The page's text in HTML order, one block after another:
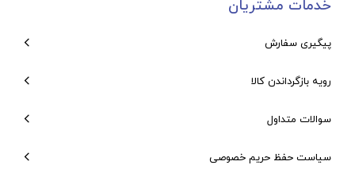
خدمات مشتریان
پیگیری سفارش
رویه بازگرداندن کالا
سوالات متداول
سیاست حفظ حریم خصوصی